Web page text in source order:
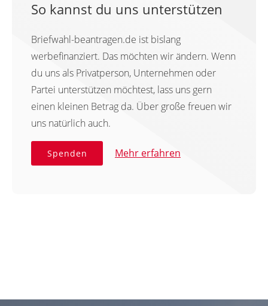
So kannst du uns unterstützen
Briefwahl-beantragen.de ist bislang
werbefinanziert. Das möchten wir ändern. Wenn
du uns als Privatperson, Unternehmen oder
Partei unterstützen möchtest, lass uns gern
einen kleinen Betrag da. Über große freuen wir
uns natürlich auch.
Spenden Mehr erfahren